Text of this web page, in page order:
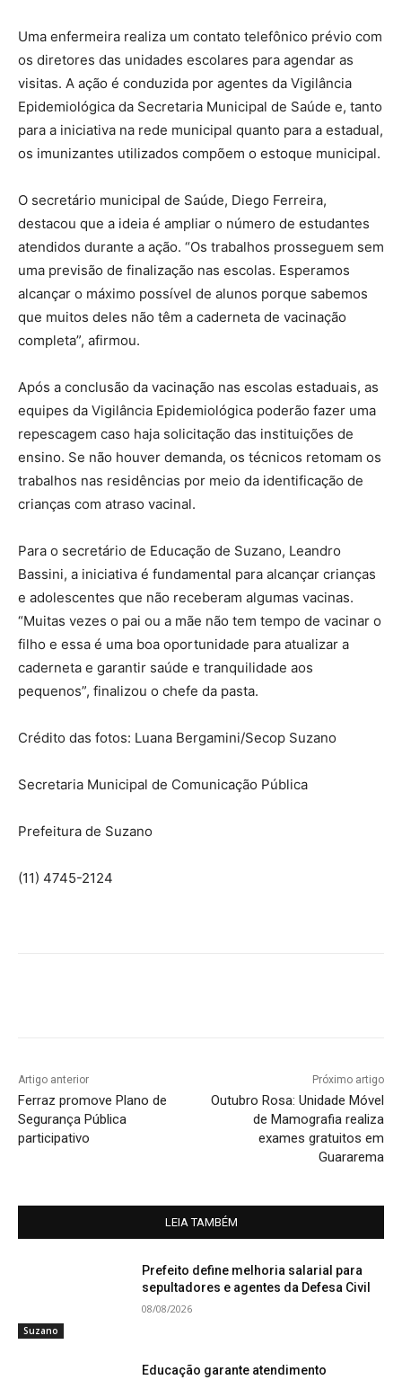
Uma enfermeira realiza um contato telefônico prévio com
os diretores das unidades escolares para agendar as
visitas. A ação é conduzida por agentes da Vigilância
Epidemiológica da Secretaria Municipal de Saúde e, tanto
para a iniciativa na rede municipal quanto para a estadual,
os imunizantes utilizados compõem o estoque municipal.
O secretário municipal de Saúde, Diego Ferreira,
destacou que a ideia é ampliar o número de estudantes
atendidos durante a ação. “Os trabalhos prosseguem sem
uma previsão de finalização nas escolas. Esperamos
alcançar o máximo possível de alunos porque sabemos
que muitos deles não têm a caderneta de vacinação
completa”, afirmou.
Após a conclusão da vacinação nas escolas estaduais, as
equipes da Vigilância Epidemiológica poderão fazer uma
repescagem caso haja solicitação das instituições de
ensino. Se não houver demanda, os técnicos retomam os
trabalhos nas residências por meio da identificação de
crianças com atraso vacinal.
Para o secretário de Educação de Suzano, Leandro
Bassini, a iniciativa é fundamental para alcançar crianças
e adolescentes que não receberam algumas vacinas.
“Muitas vezes o pai ou a mãe não tem tempo de vacinar o
filho e essa é uma boa oportunidade para atualizar a
caderneta e garantir saúde e tranquilidade aos
pequenos”, finalizou o chefe da pasta.
Crédito das fotos: Luana Bergamini/Secop Suzano
Secretaria Municipal de Comunicação Pública
Prefeitura de Suzano
(11) 4745-2124
Artigo anterior
Ferraz promove Plano de
Segurança Pública
participativo
Próximo artigo
Outubro Rosa: Unidade Móvel
de Mamografia realiza
exames gratuitos em
Guararema
LEIA TAMBÉM
Suzano
Prefeito define melhoria salarial para
sepultadores e agentes da Defesa Civil
08/08/2026
Educação garante atendimento